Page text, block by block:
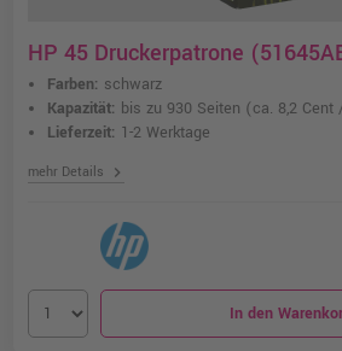
HP 45 Druckerpatrone
Farben: schwarz
Kapazität: bis zu 930 Seiten (ca. 8,2 Cent
Lieferzeit: 1-2 Werktage
mehr Details chevron_right
In den